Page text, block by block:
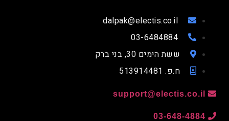
dalpak@electis.co.il
03-6484884
ששת הימים 30, בני ברק
ח.פ. 513914481
support@electis.co.il
03-648-4884